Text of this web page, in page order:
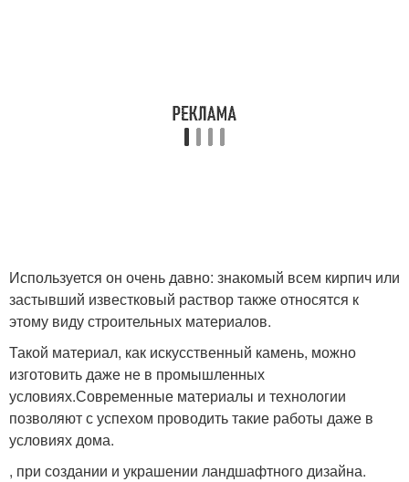
Используется он очень давно: знакомый всем кирпич или
застывший известковый раствор также относятся к
этому виду строительных материалов.
Такой материал, как искусственный камень, можно
изготовить даже не в промышленных
условиях.Современные материалы и технологии
позволяют с успехом проводить такие работы даже в
условиях дома.
, при создании и украшении ландшафтного дизайна.